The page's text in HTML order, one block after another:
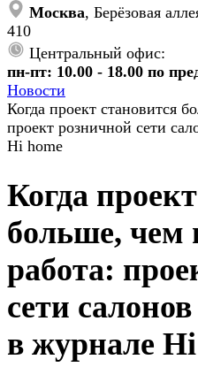
Москва, Берёзовая
410
Центральный офис:
пн-пт: 10.00 - 18.00 по
Новости
Когда проект становится
проект розничной сети
Hi home
Когда
больше, чем
работа:
сети
в журнале